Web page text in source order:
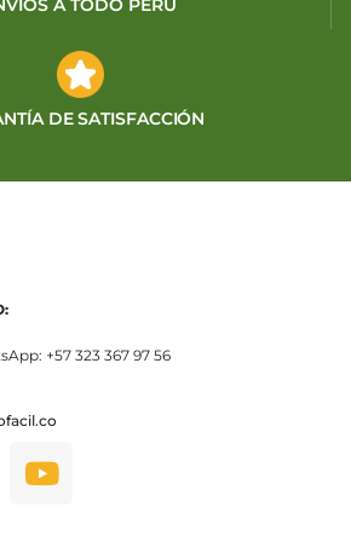
A TODO PERÚ
DE SATISFACCIÓN
+57 323 367 97 56